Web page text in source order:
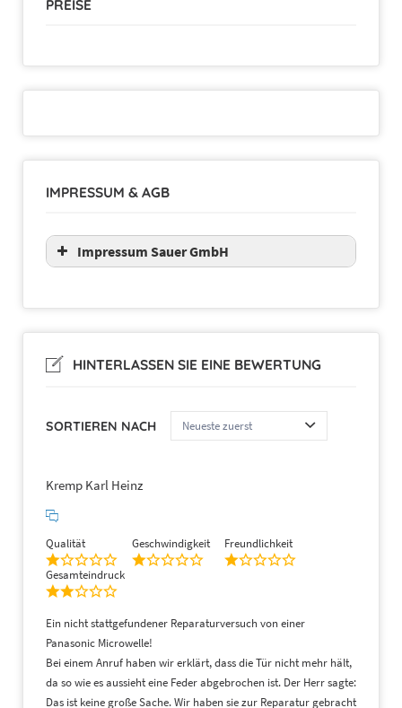
PREISE
IMPRESSUM & AGB
Impressum Sauer GmbH
HINTERLASSEN SIE EINE BEWERTUNG
SORTIEREN NACH
Kremp Karl Heinz
Qualität Geschwindigkeit Freundlichkeit
Gesamteindruck
Ein nicht stattgefundener Reparaturversuch von einer
Panasonic Microwelle!
Bei einem Anruf haben wir erklärt, dass die Tür nicht mehr hält,
da so wie es aussieht eine Feder abgebrochen ist. Der Herr sagte:
Das ist keine große Sache. Wir haben sie zur Reparatur gebracht